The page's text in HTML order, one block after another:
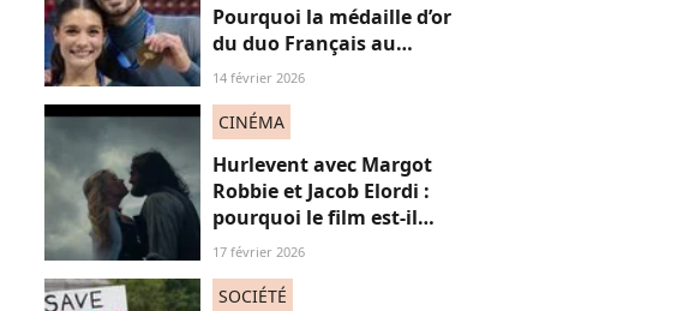
Pourquoi la médaille d’or
du duo Français au
patinage aux JO fait
14 février 2026
CINÉMA
Hurlevent avec Margot
Robbie et Jacob Elordi :
pourquoi le film est-il
accusé de
17 février 2026
SOCIÉTÉ